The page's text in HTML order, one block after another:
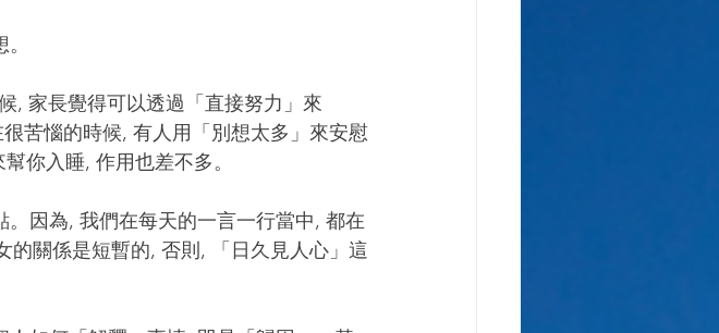
苦惱的時候, 有人用「別想太多」來安慰
你入睡, 作用也差不多。
關係是短暫的, 否則, 「日久見人心」這